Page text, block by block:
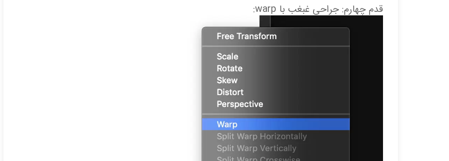
قدم چهارم: جراحی غبغب با warp: